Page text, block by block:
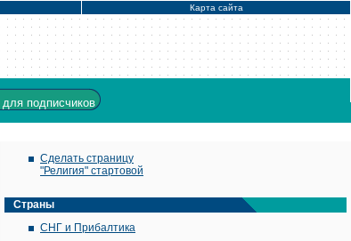
Карта сайта
для подписчиков
Сделать страницу
"Религия" стартовой
Страны
СНГ и Прибалтика